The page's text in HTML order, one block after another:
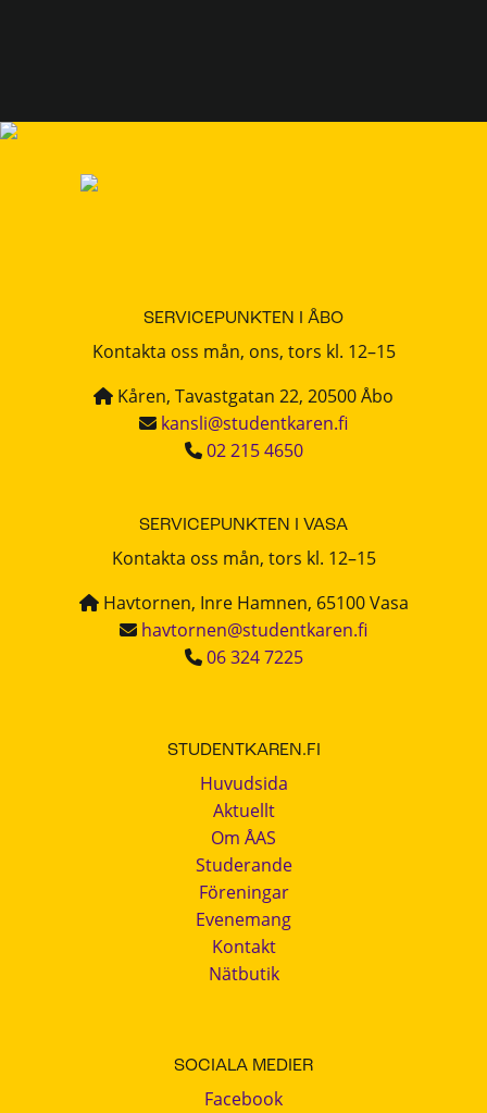
SERVICEPUNKTEN I ÅBO
Kontakta oss mån, ons, tors kl. 12–15
Kåren, Tavastgatan 22, 20500 Åbo
kansli@studentkaren.fi
02 215 4650
SERVICEPUNKTEN I VASA
Kontakta oss mån, tors kl. 12–15
Havtornen, Inre Hamnen, 65100 Vasa
havtornen@studentkaren.fi
06 324 7225
STUDENTKAREN.FI
Huvudsida
Aktuellt
Om ÅAS
Studerande
Föreningar
Evenemang
Kontakt
Nätbutik
SOCIALA MEDIER
Facebook